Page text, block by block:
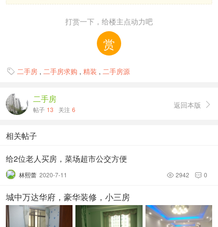
打赏一下，给楼主点动力吧
赏
 二手房 , 二手房求购 , 精装 , 二手房源
二手房
帖子 13 关注 6 返回本版 
相关帖子
给2位老人买房，菜场超市公交方便
林熙蕾 2020-7-11  0
 2942
城中万达华府，豪华装修，小三房